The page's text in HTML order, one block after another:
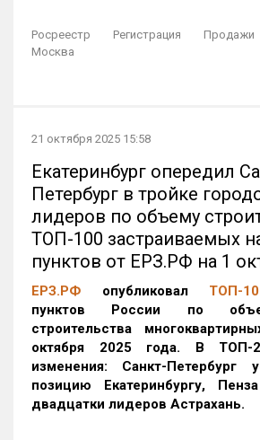
Росреестр Регистрация Продажи
Москва
21 октября 2025 15:58
Екатеринбург опередил
Петербург в тройке
лидеров по объему
ТОП-100 застраиваемых
пунктов от ЕРЗ.РФ на 1
ЕРЗ.РФ опубликовал ТОП-
пунктов России по
строительства
октября 2025 года. В ТОП-
изменения: Санкт-Петербург
позицию Екатеринбургу,
двадцатки лидеров Астрахань.